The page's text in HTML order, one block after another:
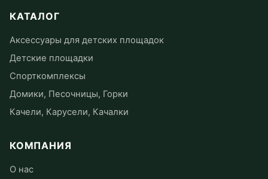
КАТАЛОГ
Аксессуары для детских площадок
Детские площадки
Спорткомплексы
Домики, Песочницы, Горки
Качели, Карусели, Качалки
КОМПАНИЯ
О нас